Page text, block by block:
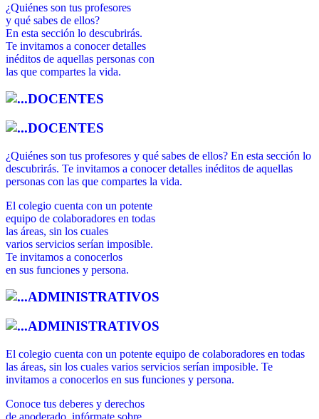
¿Quiénes son tus profesores
y qué sabes de ellos?
En esta sección lo descubrirás.
Te invitamos a conocer detalles
inéditos de aquellas personas con
las que compartes la vida.
DOCENTES
DOCENTES
¿Quiénes son tus profesores y qué sabes de ellos? En esta sección lo
descubrirás. Te invitamos a conocer detalles inéditos de aquellas
personas con las que compartes la vida.
El colegio cuenta con un potente
equipo de colaboradores en todas
las áreas, sin los cuales
varios servicios serían imposible.
Te invitamos a conocerlos
en sus funciones y persona.
ADMINISTRATIVOS
ADMINISTRATIVOS
El colegio cuenta con un potente equipo de colaboradores en todas
las áreas, sin los cuales varios servicios serían imposible. Te
invitamos a conocerlos en sus funciones y persona.
Conoce tus deberes y derechos
de apoderado, infórmate sobre